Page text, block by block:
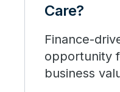
Care?
Finance-
opportunity
business